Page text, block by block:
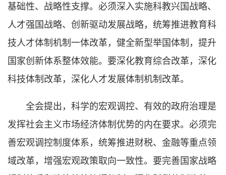
基础性、战略性支撑。必须深入实施科教兴国战略、
人才强国战略、创新驱动发展战略，统筹推进教育科
技人才体制机制一体改革，健全新型举国体制，提升
国家创新体系整体效能。要深化教育综合改革，深化
科技体制改革，深化人才发展体制机制改革。
全会提出，科学的宏观调控、有效的政府治理是
发挥社会主义市场经济体制优势的内在要求。必须完
善宏观调控制度体系，统筹推进财税、金融等重点领
域改革，增强宏观政策取向一致性。要完善国家战略